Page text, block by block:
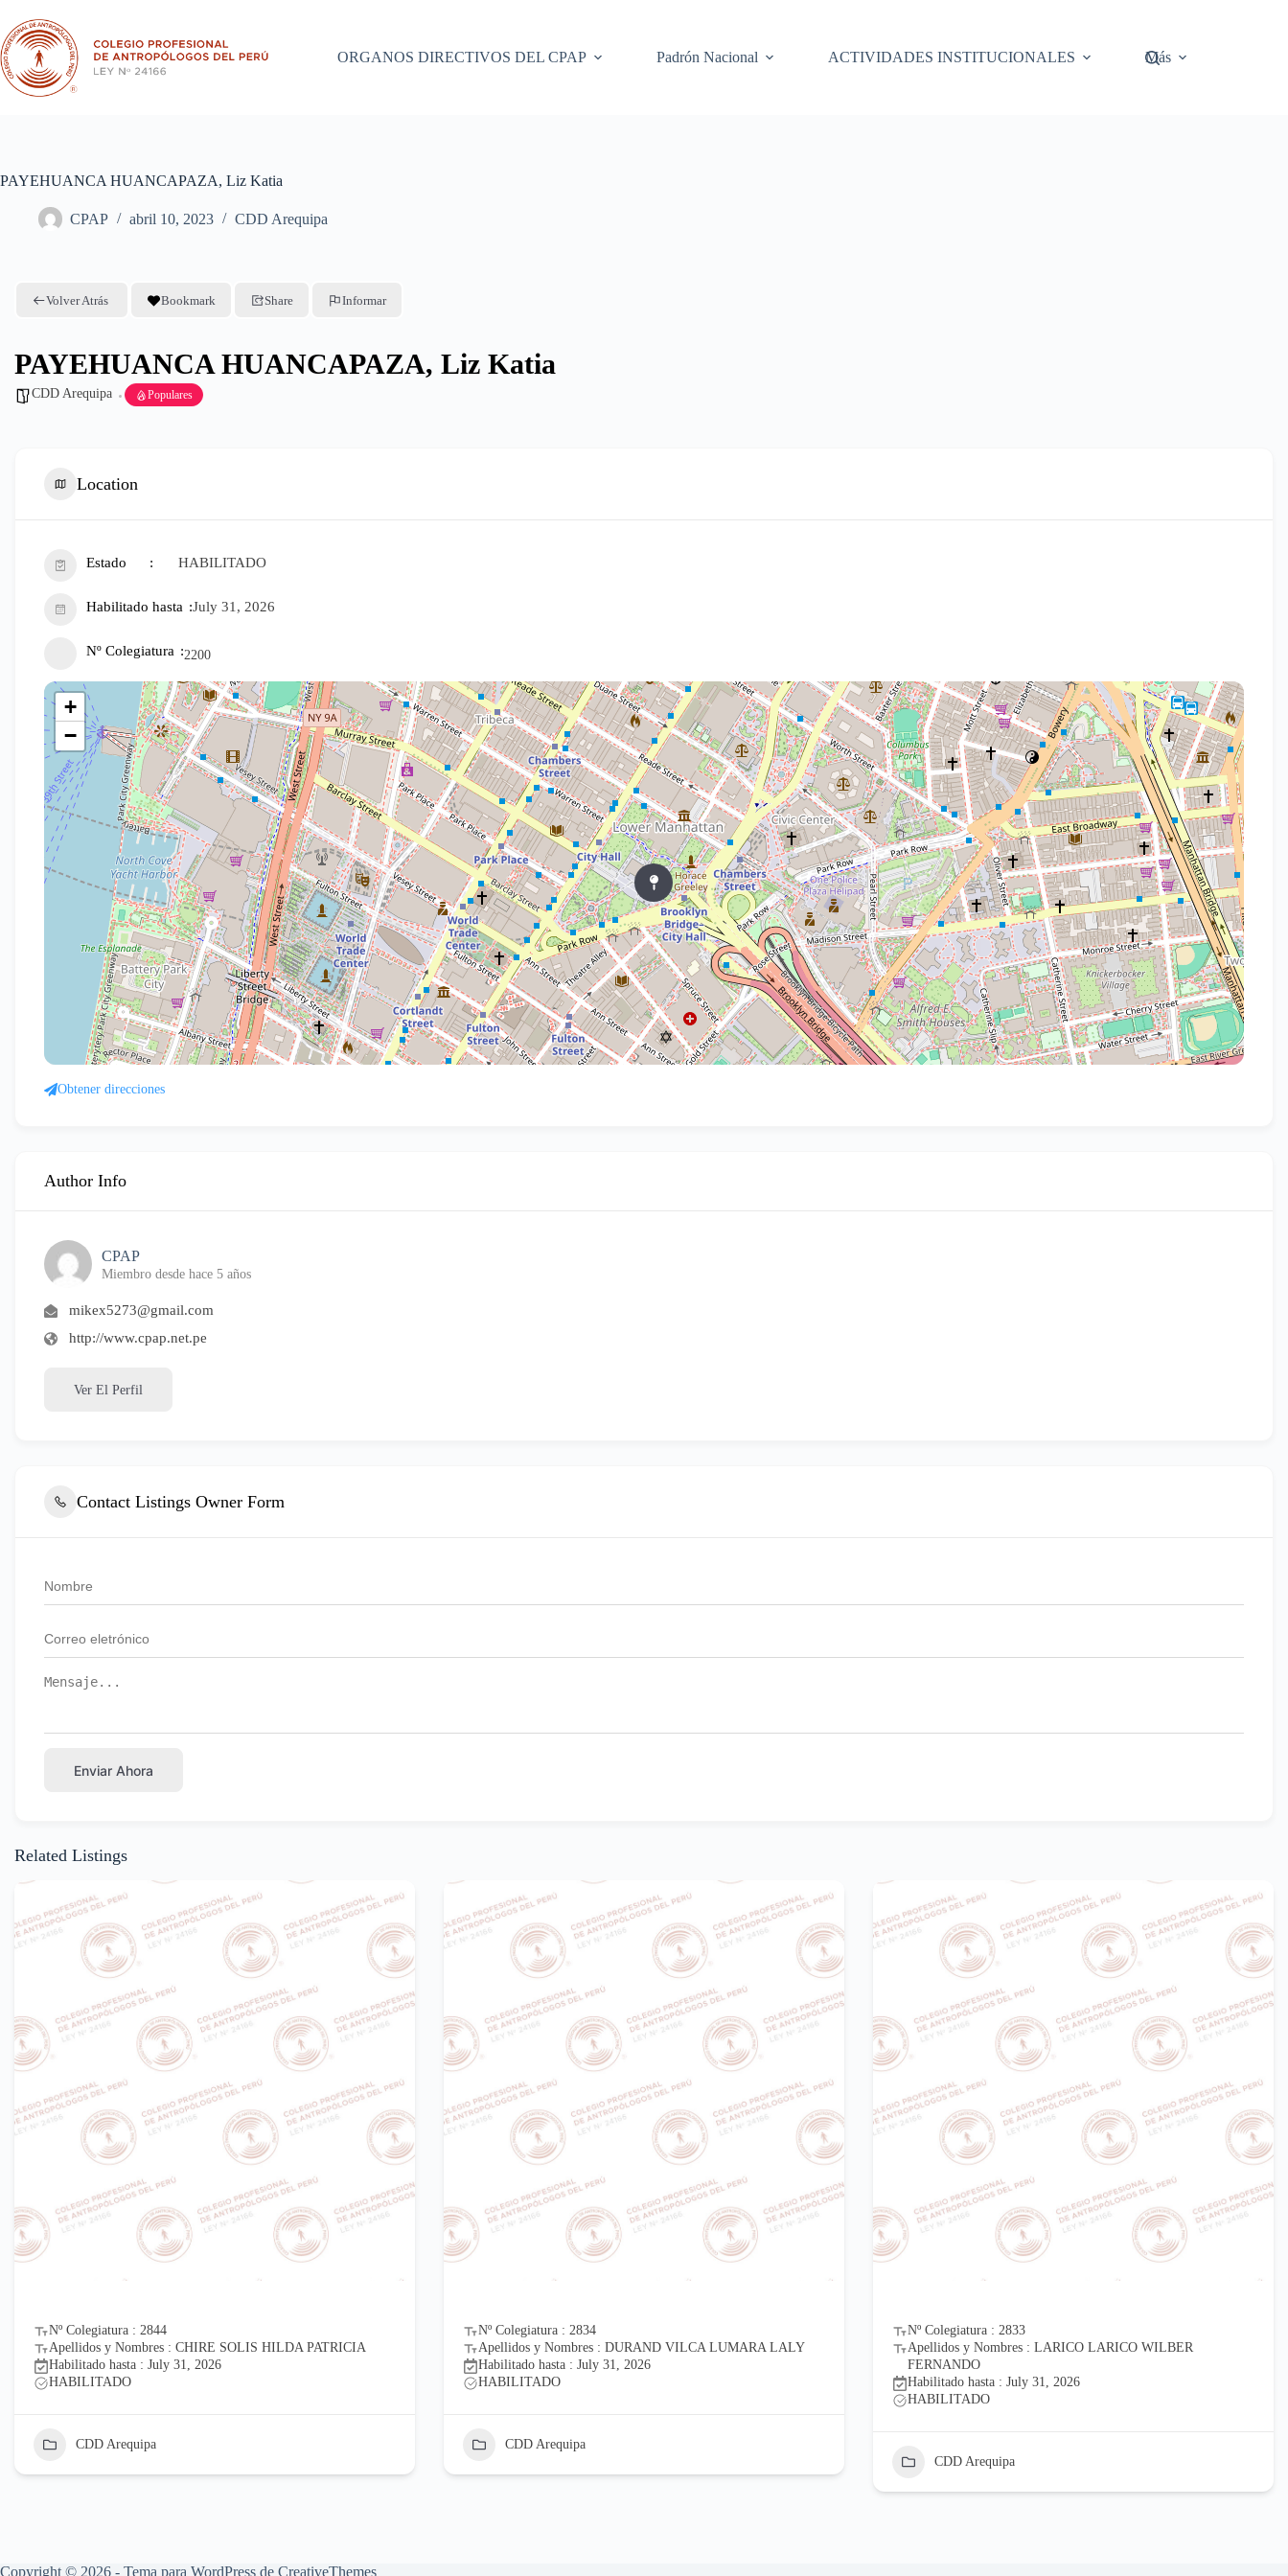
contenido
ORGANOS DIRECTIVOS DEL CPAP
Padrón Nacional ACTIVIDADES INSTITUCIONALES Más
PAYEHUANCA HUANCAPAZA, Liz Katia
CPAP abril 10, 2023 CDD Arequipa
Volver Atrás Bookmark Share Informar
PAYEHUANCA HUANCAPAZA, Liz Katia
CDD Arequipa Populares
Location
Estado HABILITADO
Habilitado hasta July 31, 2026
Nº Colegiatura 2200
+
−
Obtener direcciones
Author Info
CPAP
Miembro desde hace 5 años
mikex5273@gmail.com
http://www.cpap.net.pe
Ver El Perfil
Contact Listings Owner Form
Enviar Ahora
Related Listings
Nº Colegiatura : 2844
Apellidos y Nombres : CHIRE SOLIS HILDA PATRICIA
Habilitado hasta : July 31, 2026
HABILITADO
CDD Arequipa
Nº Colegiatura : 2834
Apellidos y Nombres : DURAND VILCA LUMARA LALY
Habilitado hasta : July 31, 2026
HABILITADO
CDD Arequipa
Nº Colegiatura : 2833
Apellidos y Nombres : LARICO LARICO WILBER
FERNANDO
Habilitado hasta : July 31, 2026
HABILITADO
CDD Arequipa
Copyright © 2026 - Tema para WordPress de CreativeThemes